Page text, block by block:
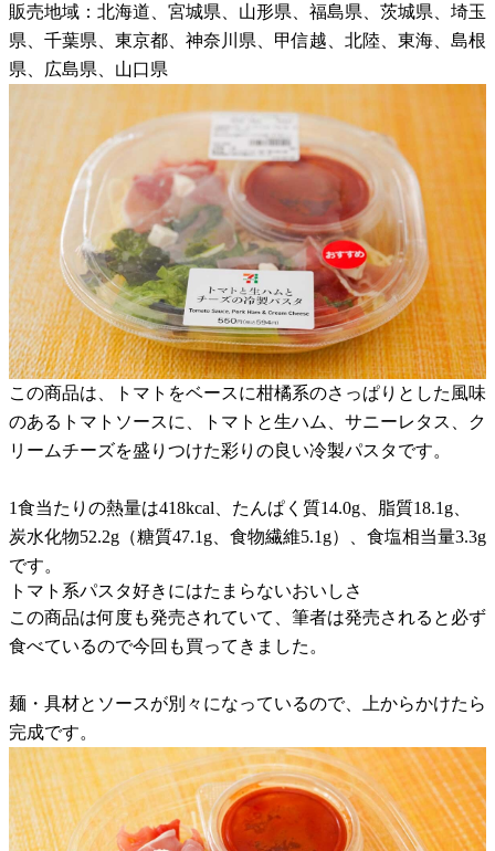
販売地域：北海道、宮城県、山形県、福島県、茨城県、埼玉
県、千葉県、東京都、神奈川県、甲信越、北陸、東海、島根
県、広島県、山口県
この商品は、トマトをベースに柑橘系のさっぱりとした風味
のあるトマトソースに、トマトと生ハム、サニーレタス、ク
リームチーズを盛りつけた彩りの良い冷製パスタです。
1食当たりの熱量は418kcal、たんぱく質14.0g、脂質18.1g、
炭水化物52.2g（糖質47.1g、食物繊維5.1g）、食塩相当量3.3g
です。
トマト系パスタ好きにはたまらないおいしさ
この商品は何度も発売されていて、筆者は発売されると必ず
食べているので今回も買ってきました。
麺・具材とソースが別々になっているので、上からかけたら
完成です。